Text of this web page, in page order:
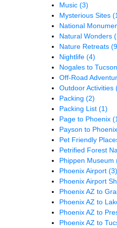
Music (3)
Mysterious Sites
National
Natural Wonders
Nature Retreats
Nightlife (4)
Nogales to Tucson
Off-Road
Outdoor Activities
Packing (2)
Packing List (1)
Page to Phoenix
Payson to Phoenix
Pet Friendly
Petrified Forest
Phippen Museum
Phoenix Airport (3)
Phoenix Airport
Phoenix AZ to
Phoenix AZ to
Phoenix AZ to
Phoenix AZ to